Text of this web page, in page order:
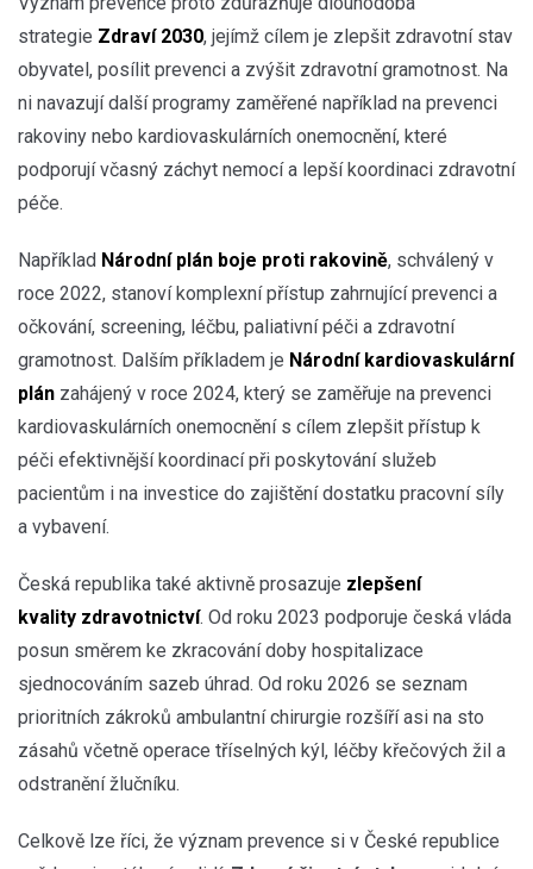
strategie Zdraví 2030, jejímž cílem je zlepšit zdravotní stav
obyvatel, posílit prevenci a zvýšit zdravotní gramotnost. Na
ni navazují další programy zaměřené například na prevenci
rakoviny nebo kardiovaskulárních onemocnění, které
podporují včasný záchyt nemocí a lepší koordinaci zdravotní
péče.
Například Národní plán boje proti rakovině, schválený v
roce 2022, stanoví komplexní přístup zahrnující prevenci a
očkování, screening, léčbu, paliativní péči a zdravotní
gramotnost. Dalším příkladem je Národní kardiovaskulární
plán zahájený v roce 2024, který se zaměřuje na prevenci
kardiovaskulárních onemocnění s cílem zlepšit přístup k
péči efektivnější koordinací při poskytování služeb
pacientům i na investice do zajištění dostatku pracovní síly
a vybavení.
Česká republika také aktivně prosazuje zlepšení
kvality zdravotnictví. Od roku 2023 podporuje česká vláda
posun směrem ke zkracování doby hospitalizace
sjednocováním sazeb úhrad. Od roku 2026 se seznam
prioritních zákroků ambulantní chirurgie rozšíří asi na sto
zásahů včetně operace tříselných kýl, léčby křečových žil a
odstranění žlučníku.
Celkově lze říci, že význam prevence si v České republice